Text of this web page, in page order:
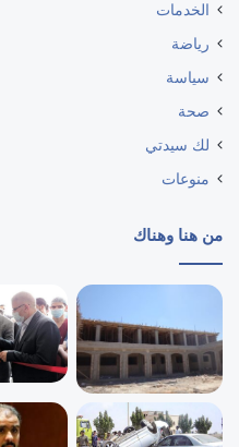
الخدمات
رياضة
سياسة
صحة
لك سيدتي
منوعات
من هنا وهناك